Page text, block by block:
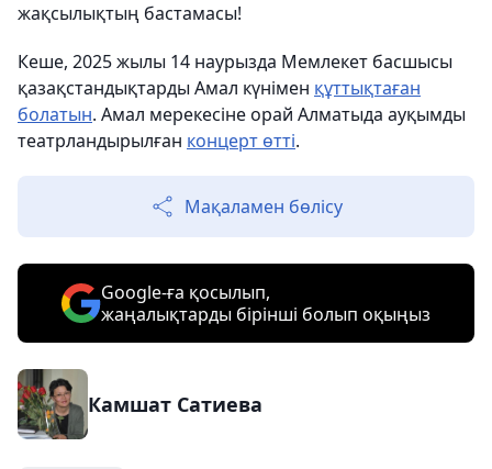
жақсылықтың бастамасы!
Кеше, 2025 жылы 14 наурызда Мемлекет басшысы
қазақстандықтарды Амал күнімен құттықтаған
болатын. Амал мерекесіне орай Алматыда ауқымды
театрландырылған концерт өтті.
Мақаламен бөлісу
Google-ға қосылып,
жаңалықтарды бірінші болып оқыңыз
Камшат Сатиева